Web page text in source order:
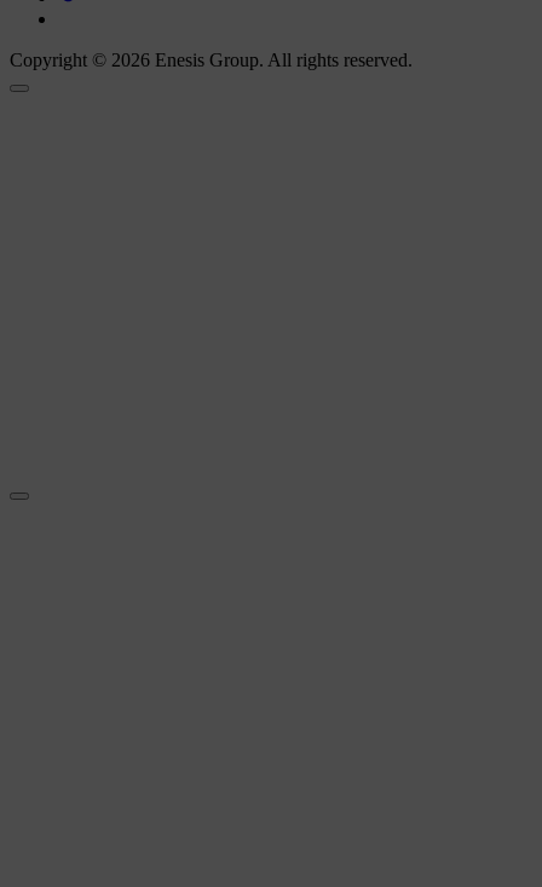
Copyright © 2026 Enesis Group. All rights reserved.